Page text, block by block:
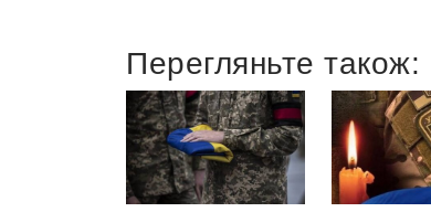
Перегляньте також: